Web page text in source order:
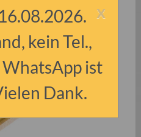
x
kein Tel.,
ist
Dank.